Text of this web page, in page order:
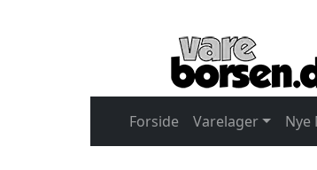
Forside Varelager Nye